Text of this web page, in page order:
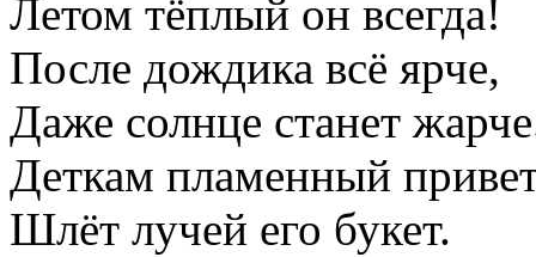
Летом тёплый он всегда!
После дождика всё ярче,
Даже солнце станет
Деткам пламенный
Шлёт лучей его букет.